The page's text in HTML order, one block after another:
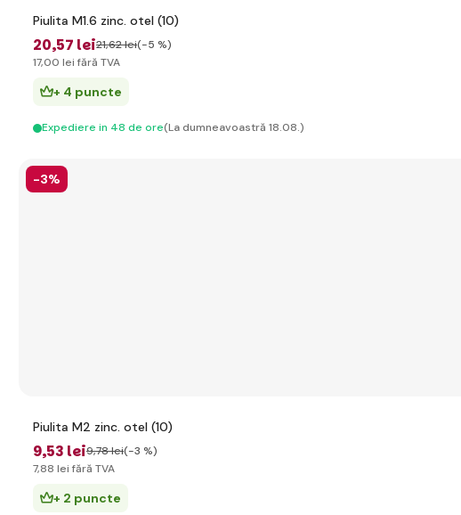
Piulita M1.6 zinc. otel (10)
20,57 lei21,62 lei(-5 %)
17,00 lei fără TVA
+ 4 puncte
Expediere in 48 de ore(La dumneavoastră 18.08.)
-3%
Piulita M2 zinc. otel (10)
9,53 lei9,78 lei(-3 %)
7,88 lei fără TVA
+ 2 puncte